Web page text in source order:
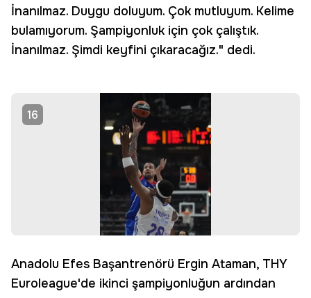
İnanılmaz. Duygu doluyum. Çok mutluyum. Kelime
bulamıyorum. Şampiyonluk için çok çalıştık.
İnanılmaz. Şimdi keyfini çıkaracağız." dedi.
16
Anadolu Efes Başantrenörü Ergin Ataman, THY
Euroleague'de ikinci şampiyonluğun ardından